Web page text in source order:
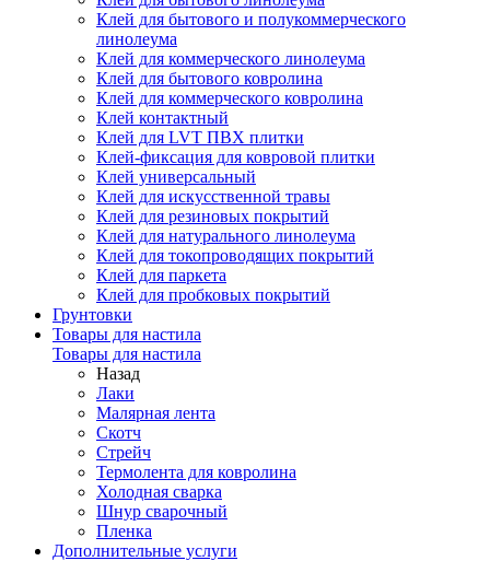
Клей для бытового и полукоммерческого
линолеума
Клей для коммерческого линолеума
Клей для бытового ковролина
Клей для коммерческого ковролина
Клей контактный
Клей для LVT ПВХ плитки
Клей-фиксация для ковровой плитки
Клей универсальный
Клей для искусственной травы
Клей для резиновых покрытий
Клей для натурального линолеума
Клей для токопроводящих покрытий
Клей для паркета
Клей для пробковых покрытий
Грунтовки
Товары для настила
Товары для настила
Назад
Лаки
Малярная лента
Скотч
Стрейч
Термолента для ковролина
Холодная сварка
Шнур сварочный
Пленка
Дополнительные услуги